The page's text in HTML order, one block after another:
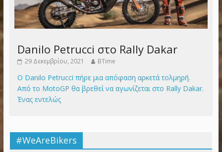
Danilo Petrucci στο Rally Dakar
29 Δεκεμβρίου, 2021 BTime
Ο Danilo Petrucci πήρε μια απόφαση αρκετά τολμηρή.
Από το MotoGP θα βρεθεί να αγωνίζεται στο Rally Dakar.
Ένας εντελώς
#WeAreBikers